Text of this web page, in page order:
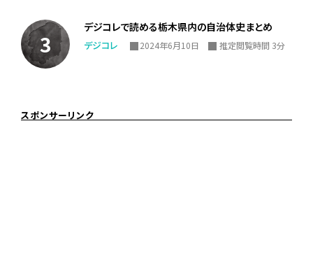
デジコレで読める栃木県内の自治体史まとめ
デジコレ 2024年6月10日 推定閲覧時間 3分
スポンサーリンク